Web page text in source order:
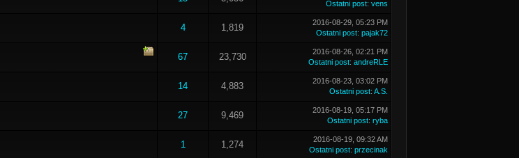
Ostatni post: vens
4 1,819
2016-08-29, 05:23 PM
Ostatni post: pajak72
67 23,730
2016-08-26, 02:21 PM
Ostatni post: andreRLE
14 4,883
2016-08-23, 03:02 PM
Ostatni post: A.S.
27 9,469
2016-08-19, 05:17 PM
Ostatni post: ryba
1 1,274
2016-08-19, 09:32 AM
Ostatni post: przecinak